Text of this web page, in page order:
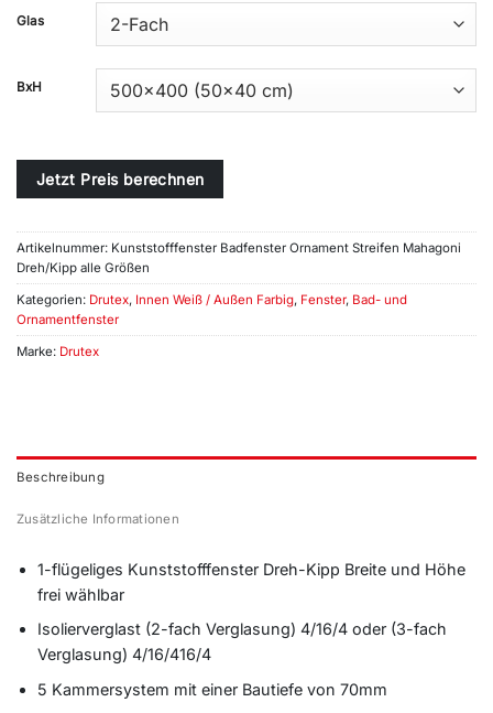
Glas
BxH
Jetzt Preis berechnen
Artikelnummer: Kunststofffenster Badfenster Ornament Streifen Mahagoni
Dreh/Kipp alle Größen
Kategorien: Drutex, Innen Weiß / Außen Farbig, Fenster, Bad- und
Ornamentfenster
Marke: Drutex
Beschreibung
Zusätzliche Informationen
1-flügeliges Kunststofffenster Dreh-Kipp Breite und Höhe
frei wählbar
Isolierverglast (2-fach Verglasung) 4/16/4 oder (3-fach
Verglasung) 4/16/416/4
5 Kammersystem mit einer Bautiefe von 70mm